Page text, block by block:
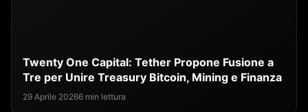
Twenty One Capital: Tether Propone Fusione a
Tre per Unire Treasury Bitcoin, Mining e Finanza
29 Aprile 20266 min lettura